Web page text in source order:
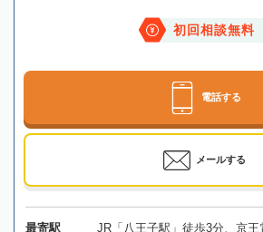
初回相談無料
電話する
メールする
最寄駅 JR「八王子駅」徒歩3分、京王